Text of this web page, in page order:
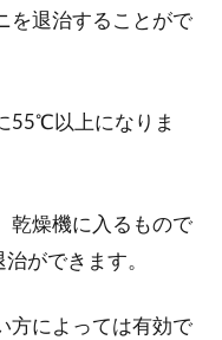
せる！
していますか？湿気が気に
を退治することがで
55℃以上になりま
乾燥機に入るもので
ができます。
方によっては有効で